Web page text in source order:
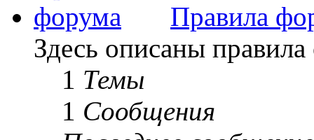
Правила
Здесь описаны
1 Темы
1 Сообщения